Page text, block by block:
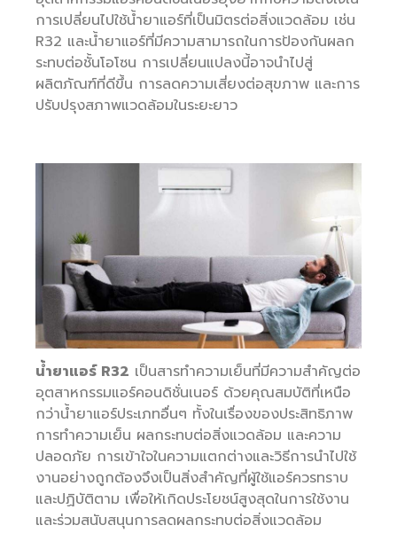
การเปลี่ยนไปใช้น้ำยาแอร์ที่เป็นมิตรต่อสิ่งแวดล้อม เช่น
R32 และน้ำยาแอร์ที่มีความสามารถในการป้องกันผลก
ระทบต่อชั้นโอโซน การเปลี่ยนแปลงนี้อาจนำไปสู่
ผลิตภัณฑ์ที่ดีขึ้น การลดความเสี่ยงต่อสุขภาพ และการ
ปรับปรุงสภาพแวดล้อมในระยะยาว
น้ำยาแอร์ R32 เป็นสารทำความเย็นที่มีความสำคัญต่อ
อุตสาหกรรมแอร์คอนดิชั่นเนอร์ ด้วยคุณสมบัติที่เหนือ
กว่าน้ำยาแอร์ประเภทอื่นๆ ทั้งในเรื่องของประสิทธิภาพ
การทำความเย็น ผลกระทบต่อสิ่งแวดล้อม และความ
ปลอดภัย การเข้าใจในความแตกต่างและวิธีการนำไปใช้
งานอย่างถูกต้องจึงเป็นสิ่งสำคัญที่ผู้ใช้แอร์ควรทราบ
และปฏิบัติตาม เพื่อให้เกิดประโยชน์สูงสุดในการใช้งาน
และร่วมสนับสนุนการลดผลกระทบต่อสิ่งแวดล้อม